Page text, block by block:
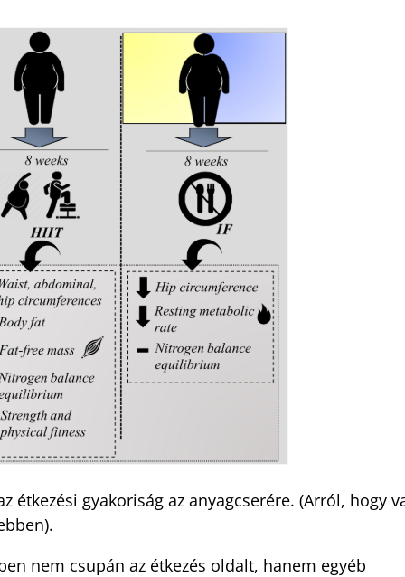
étkezési gyakoriság az anyagcserére. (Arról, hogy
nem csupán az étkezés oldalt, hanem egyéb